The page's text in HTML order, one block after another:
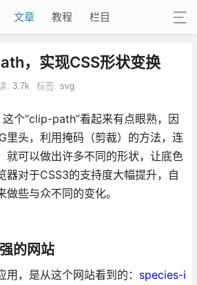
文章 教程 栏目
，实现CSS形状变换
: 3.7k 标签: svg
个“clip-path”看起来有点眼熟，因
里头，利用掩码（剪裁）的方法，连
就可以做出许多不同的形状，让底色
器对于CSS3的支持度大幅提升，自
些与众不同的变化。
的网站
，是从这个网站看到的： species-i